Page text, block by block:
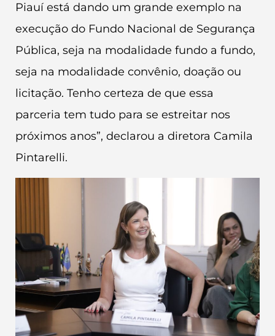
Piauí está dando um grande exemplo na
execução do Fundo Nacional de Segurança
Pública, seja na modalidade fundo a fundo,
seja na modalidade convênio, doação ou
licitação. Tenho certeza de que essa
parceria tem tudo para se estreitar nos
próximos anos”, declarou a diretora Camila
Pintarelli.